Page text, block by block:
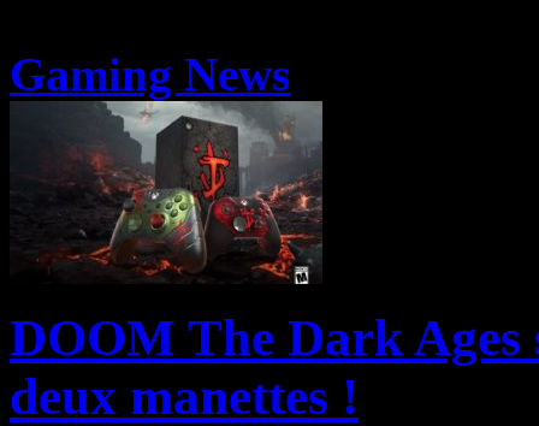
Gaming News
DOOM The Dark Ages
deux manettes !